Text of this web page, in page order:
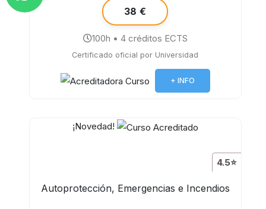
38 €
100h • 4 créditos ECTS
Certificado oficial por Universidad
+ INFO
¡Novedad!
4.5⭐
Autoprotección, Emergencias e Incendios